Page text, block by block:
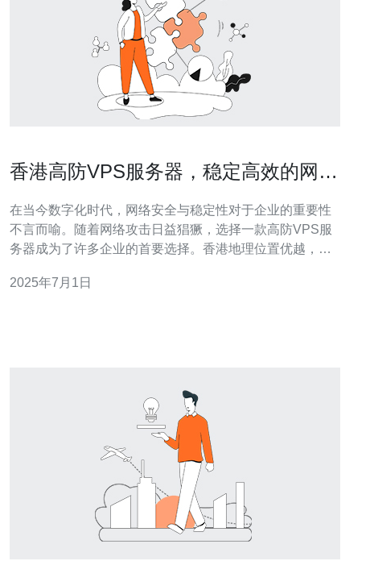
香港高防VPS服务器，稳定高效的网络
在当今数字化时代，网络安全与稳定性对于企业的重要性
不言而喻。随着网络攻击日益猖獗，选择一款高防VPS服
务器成为了许多企业的首要选择。香港地理位置优越，拥
高防VPS服务器是一种具有强大防御能力的虚拟专用服务
2025年7月1日